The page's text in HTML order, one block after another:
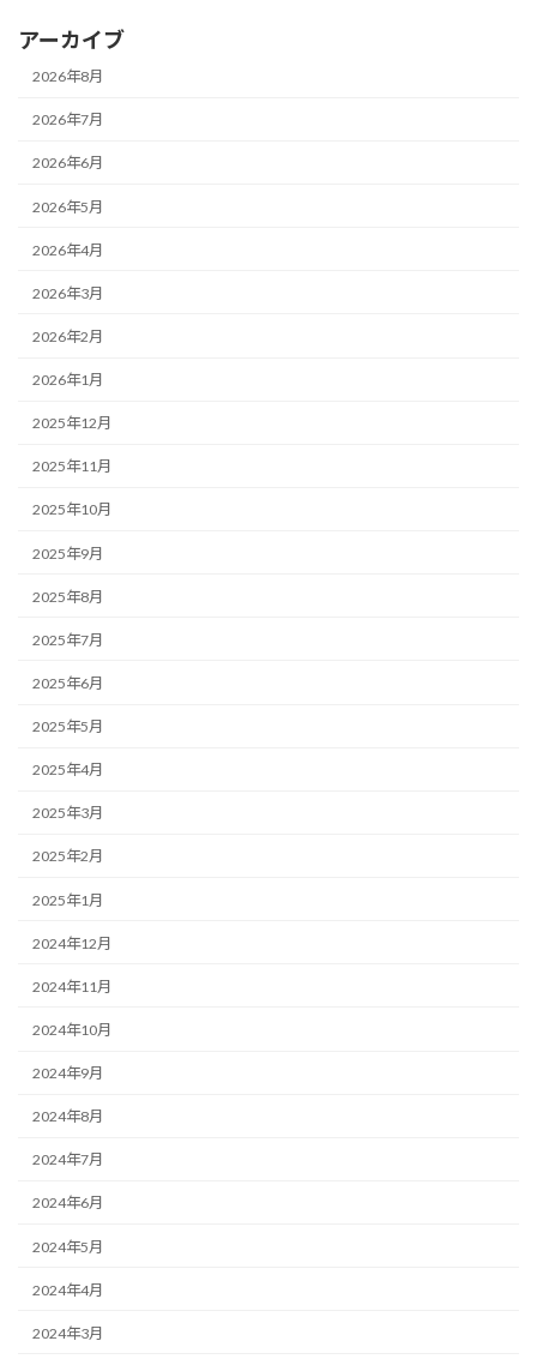
アーカイブ
2026年8月
2026年7月
2026年6月
2026年5月
2026年4月
2026年3月
2026年2月
2026年1月
2025年12月
2025年11月
2025年10月
2025年9月
2025年8月
2025年7月
2025年6月
2025年5月
2025年4月
2025年3月
2025年2月
2025年1月
2024年12月
2024年11月
2024年10月
2024年9月
2024年8月
2024年7月
2024年6月
2024年5月
2024年4月
2024年3月